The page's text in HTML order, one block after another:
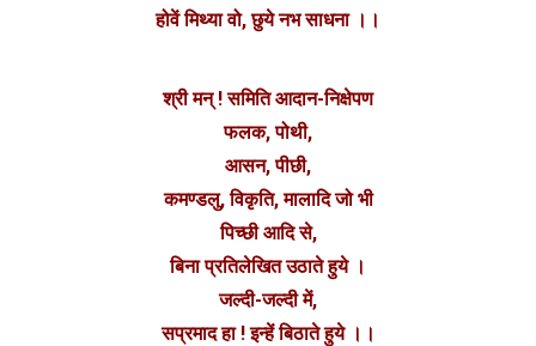
होवें मिथ्या वो, छुये नभ साधना ।।
श्री मन् ! समिति आदान-निक्षेपण
फलक, पोथी,
आसन, पीछी,
कमण्डलु, विकृति, मालादि जो भी
पिच्छी आदि से,
बिना प्रतिलेखित उठाते हुये ।
जल्दी-जल्दी में,
सप्रमाद हा ! इन्हें बिठाते हुये ।।